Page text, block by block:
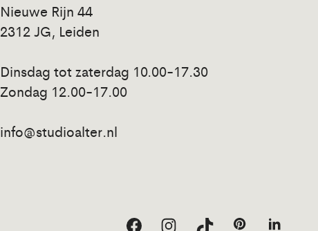
Nieuwe Rijn 44
2312 JG, Leiden
Dinsdag tot zaterdag 10.00-17.30
Zondag 12.00-17.00
info@studioalter.nl